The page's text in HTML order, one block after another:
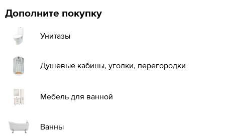
Дополните покупку
Унитазы
Душевые кабины, уголки, перегородки
Мебель для ванной
Ванны